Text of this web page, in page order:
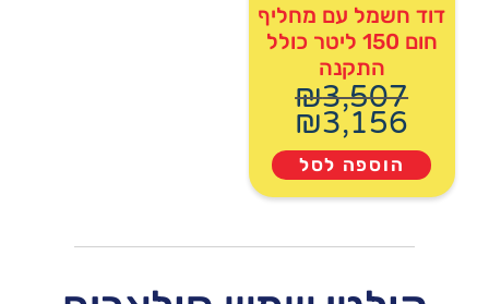
דוד חשמל עם מחליף
חום 150 ליטר כולל
התקנה
₪3,507
₪3,156
הוספה לסל